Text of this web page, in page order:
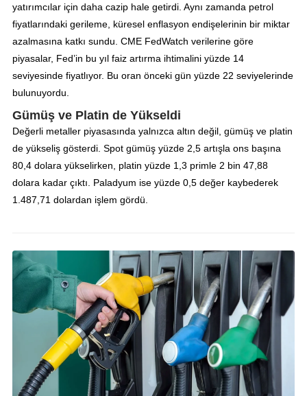
yatırımcılar için daha cazip hale getirdi. Aynı zamanda petrol
fiyatlarındaki gerileme, küresel enflasyon endişelerinin bir miktar
azalmasına katkı sundu. CME FedWatch verilerine göre
piyasalar, Fed’in bu yıl faiz artırma ihtimalini yüzde 14
seviyesinde fiyatlıyor. Bu oran önceki gün yüzde 22 seviyelerinde
bulunuyordu.
Gümüş ve Platin de Yükseldi
Değerli metaller piyasasında yalnızca altın değil, gümüş ve platin
de yükseliş gösterdi. Spot gümüş yüzde 2,5 artışla ons başına
80,4 dolara yükselirken, platin yüzde 1,3 primle 2 bin 47,88
dolara kadar çıktı. Paladyum ise yüzde 0,5 değer kaybederek
1.487,71 dolardan işlem gördü.